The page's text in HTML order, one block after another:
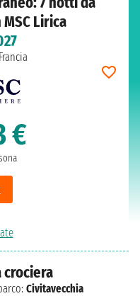
Lirica
€
Civitavecchia